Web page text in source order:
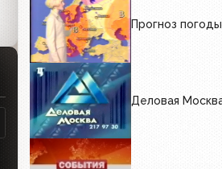
Прогноз погоды
Деловая